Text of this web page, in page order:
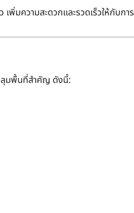
พิ่มความสะดวกและรวดเร็วให้กับการ
ลุมพื้นที่สำคัญ ดังนี้: